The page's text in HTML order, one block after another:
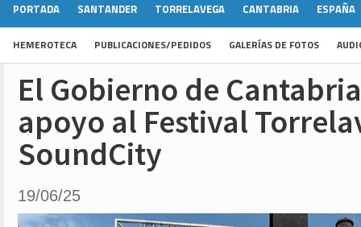
PORTADA SANTANDER TORRELAVEGA CANTABRIA ESPAÑA
HEMEROTECA PUBLICACIONES/PEDIDOS GALERÍAS DE FOTOS
El Gobierno de
apoyo al Festival
SoundCity
19/06/25